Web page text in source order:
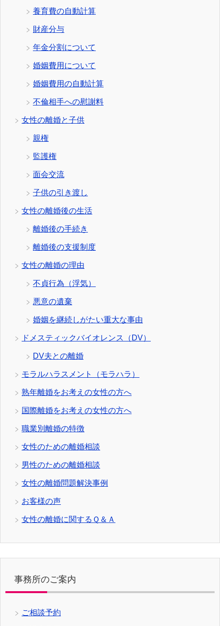
養育費の自動計算
財産分与
年金分割について
婚姻費用について
婚姻費用の自動計算
不倫相手への慰謝料
女性の離婚と子供
親権
監護権
面会交流
子供の引き渡し
女性の離婚後の生活
離婚後の手続き
離婚後の支援制度
女性の離婚の理由
不貞行為（浮気）
悪意の遺棄
婚姻を継続しがたい重大な事由
ドメスティックバイオレンス（DV）
DV夫との離婚
モラルハラスメント（モラハラ）
熟年離婚をお考えの女性の方へ
国際離婚をお考えの女性の方へ
職業別離婚の特徴
女性のための離婚相談
男性のための離婚相談
女性の離婚問題解決事例
お客様の声
女性の離婚に関するＱ＆Ａ
事務所のご案内
ご相談予約